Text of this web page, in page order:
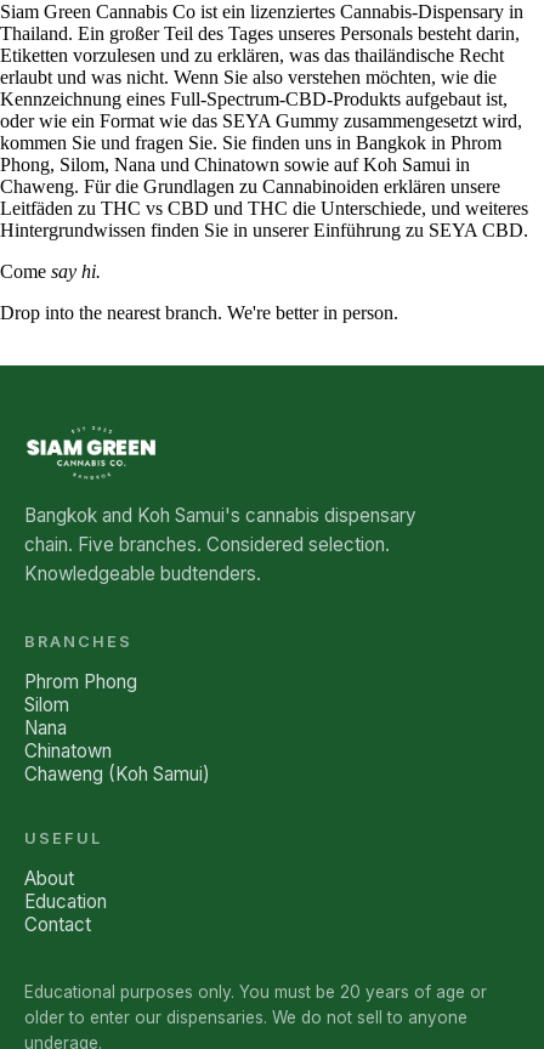
Siam Green Cannabis Co ist ein lizenziertes Cannabis-Dispensary in
Thailand. Ein großer Teil des Tages unseres Personals besteht darin,
Etiketten vorzulesen und zu erklären, was das thailändische Recht
erlaubt und was nicht. Wenn Sie also verstehen möchten, wie die
Kennzeichnung eines Full-Spectrum-CBD-Produkts aufgebaut ist,
oder wie ein Format wie das SEYA Gummy zusammengesetzt wird,
kommen Sie und fragen Sie. Sie finden uns in Bangkok in Phrom
Phong, Silom, Nana und Chinatown sowie auf Koh Samui in
Chaweng. Für die Grundlagen zu Cannabinoiden erklären unsere
Leitfäden zu THC vs CBD und THC die Unterschiede, und weiteres
Hintergrundwissen finden Sie in unsererEinführung zu SEYA CBD.
Come say hi.
Drop into the nearest branch. We're better in person.
Bangkok and Koh Samui's cannabis dispensary
chain. Five branches. Considered selection.
Knowledgeable budtenders.
BRANCHES
Phrom Phong
Silom
Nana
Chinatown
Chaweng (Koh Samui)
USEFUL
About
Education
Contact
Educational purposes only. You must be 20 years of age or
older to enter our dispensaries. We do not sell to anyone
underage.